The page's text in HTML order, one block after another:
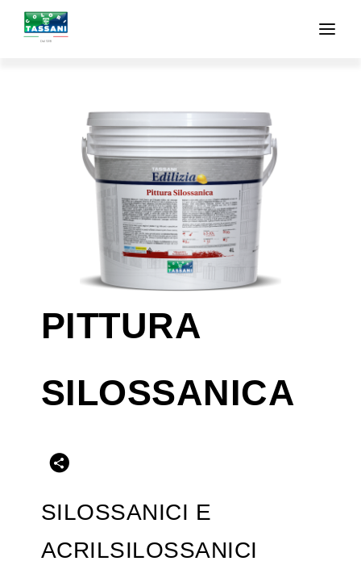
AZIENDA
PRODOTTI
PUNTI VENDITA
PITTURA
SILOSSANICA
SILOSSANICI E
ACRILSILOSSANICI